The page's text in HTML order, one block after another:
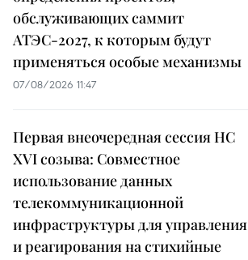
обслуживающих саммит
АТЭС-2027, к которым будут
применяться особые механизмы
07/08/2026 11:47
Первая внеочередная сессия НС
XVI созыва: Совместное
использование данных
телекоммуникационной
инфраструктуры для управления
и реагирования на стихийные